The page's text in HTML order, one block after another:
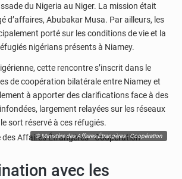
du Nigeria au Niger. La mission était
d’affaires, Abubakar Musa. Par ailleurs, les
porté sur les conditions de vie et la
nigérians présents à Niamey.
cette rencontre s’inscrit dans le
de coopération bilatérale entre Niamey et
à apporter des clarifications face à des
largement relayées sur les réseaux
sort réservé à ces réfugiés.
© Ministère des Affaires Étrangères - Coopération
avec les